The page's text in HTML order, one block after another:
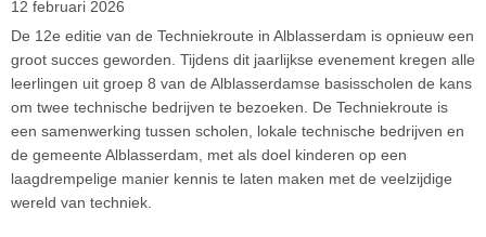
12 februari 2026
De 12e editie van de Techniekroute in Alblasserdam is opnieuw een
groot succes geworden. Tijdens dit jaarlijkse evenement kregen alle
leerlingen uit groep 8 van de Alblasserdamse basisscholen de kans
om twee technische bedrijven te bezoeken. De Techniekroute is
een samenwerking tussen scholen, lokale technische bedrijven en
de gemeente Alblasserdam, met als doel kinderen op een
laagdrempelige manier kennis te laten maken met de veelzijdige
wereld van techniek.